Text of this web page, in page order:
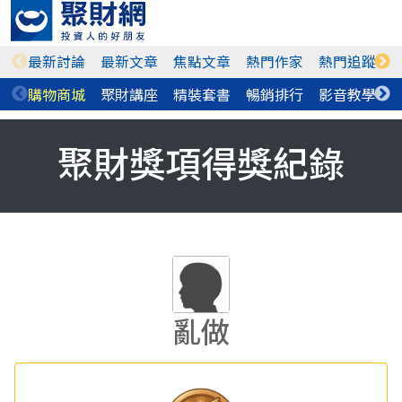
最新討論 最新文章 焦點文章 熱門作家 熱門追蹤
購物商城 聚財講座 精裝套書 暢銷排行 影音教學
聚財獎項得獎紀錄
亂做